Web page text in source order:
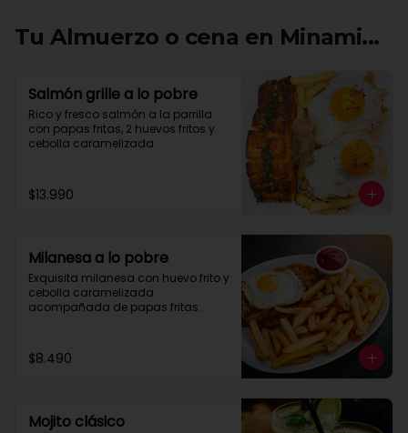
Tu Almuerzo o cena en Minami...
Salmón grille a lo pobre
Rico y fresco salmón a la parrilla
con papas fritas, 2 huevos fritos y
cebolla caramelizada
$13.990
Milanesa a lo pobre
Exquisita milanesa con huevo frito y
cebolla caramelizada
acompañada de papas fritas.
$8.490
Mojito clásico